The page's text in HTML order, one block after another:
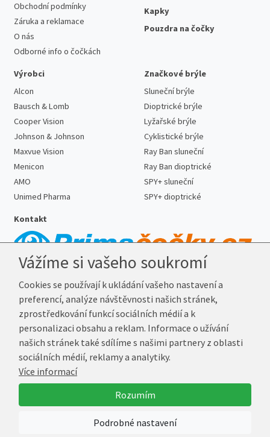
Obchodní podmínky
Záruka a reklamace
O nás
Odborné info o čočkách
Kapky
Pouzdra na čočky
Výrobci
Alcon
Bausch & Lomb
Cooper Vision
Johnson & Johnson
Maxvue Vision
Menicon
AMO
Unimed Pharma
Značkové brýle
Sluneční brýle
Dioptrické brýle
Lyžařské brýle
Cyklistické brýle
Ray Ban sluneční
Ray Ban dioptrické
SPY+ sluneční
SPY+ dioptrické
Kontakt
E-mail:info@prima-cocky.cz
Reklamační adresa
Andrea Votavová
Revoluční 1017
290 01 Poděbrady
© 2026 Prima-Čočky.cz
VytvořilMarek Kebza
Vážíme si vašeho soukromí
Cookies se používají k ukládání vašeho nastavení a
preferencí, analýze návštěvnosti našich stránek,
zprostředkování funkcí sociálních médií a k
personalizaci obsahu a reklam. Informace o užívání
našich stránek také sdílíme s našimi partnery z oblasti
sociálních médií, reklamy a analytiky.
Více informací
Rozumím
Podrobné nastavení